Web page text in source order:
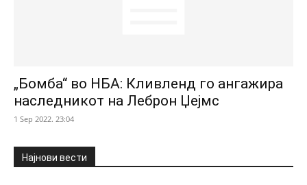
„Бомба“ во НБА: Кливленд го ангажира
наследникот на Леброн Џејмс
1 Sep 2022. 23:04
Најнови вести